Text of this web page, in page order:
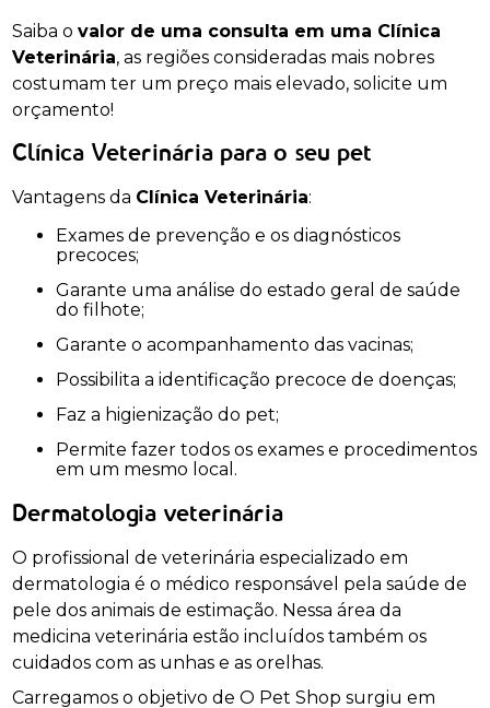
Saiba ovalor de uma consulta em uma Clínica
Veterinária, as regiões consideradas mais nobres
costumam ter um preço mais elevado, solicite um
orçamento!
Clínica Veterinária para o seu pet
Vantagens da Clínica Veterinária:
Exames de prevenção e os diagnósticos
precoces;
Garante uma análise do estado geral de saúde
do filhote;
Garante o acompanhamento das vacinas;
Possibilita a identificação precoce de doenças;
Faz a higienização do pet;
Permite fazer todos os exames e procedimentos
em um mesmo local.
Dermatologia veterinária
O profissional de veterinária especializado em
dermatologia é o médico responsável pela saúde de
pele dos animais de estimação. Nessa área da
medicina veterinária estão incluídos também os
cuidados com as unhas e as orelhas.
Carregamos o objetivo de O Pet Shop surgiu em